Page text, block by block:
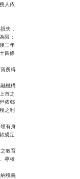
人依
失，
限；
三年
四條
資所得
融機構
市之
依郵
之利
領有身
規定
教育
專校
納稅義